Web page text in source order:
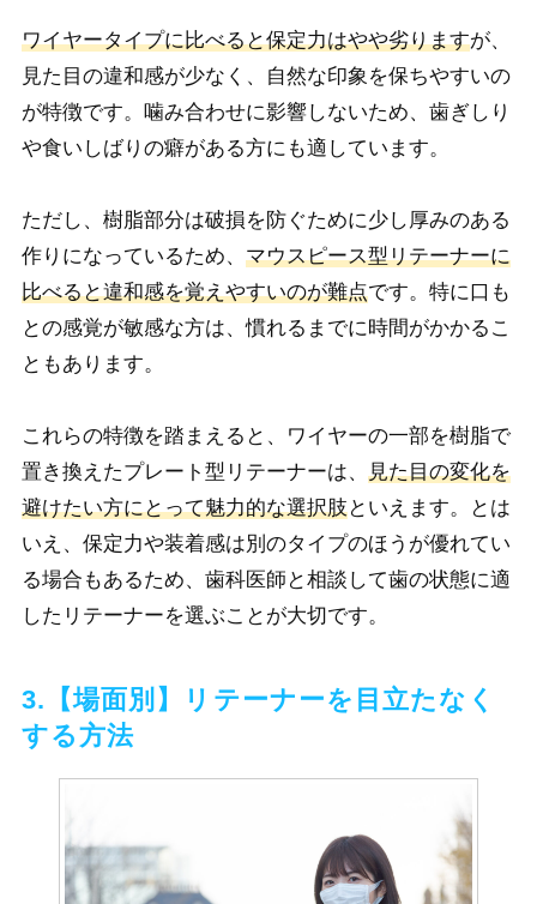
ワイヤータイプに比べると保定力はやや劣りますが、
見た目の違和感が少なく、自然な印象を保ちやすいの
が特徴です。噛み合わせに影響しないため、歯ぎしり
や食いしばりの癖がある方にも適しています。
ただし、樹脂部分は破損を防ぐために少し厚みのある
作りになっているため、 マウスピース型リテーナーに
比べると違和感を覚えやすいのが難点です。特に口も
との感覚が敏感な方は、慣れるまでに時間がかかるこ
ともあります。
これらの特徴を踏まえると、ワイヤーの一部を樹脂で
置き換えたプレート型リテーナーは、 見た目の変化を
避けたい方にとって魅力的な選択肢といえます。とは
いえ、保定力や装着感は別のタイプのほうが優れてい
る場合もあるため、歯科医師と相談して歯の状態に適
したリテーナーを選ぶことが大切です。
3.【場面別】リテーナーを目立たなく
する方法